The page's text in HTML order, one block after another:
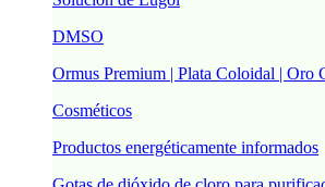
DMSO
Ormus Premium | Plata Coloidal | Oro
Cosméticos
Productos energéticamente informados